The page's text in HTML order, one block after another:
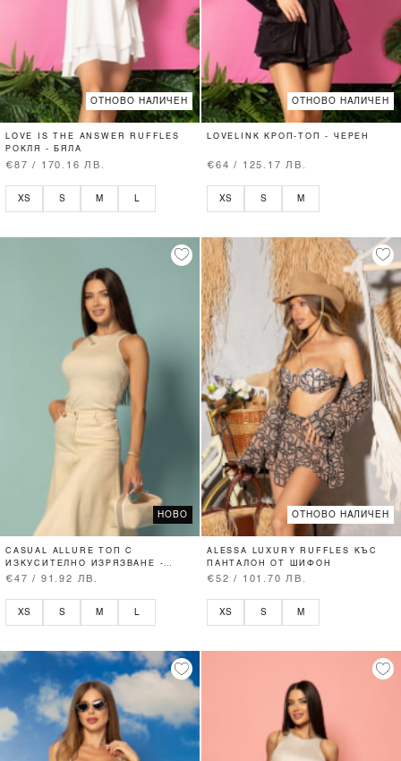
ОТНОВО НАЛИЧЕН
LOVE IS THE ANSWER RUFFLES
РОКЛЯ - БЯЛА
€87 / 170.16 ЛВ.
XS S M
ОТНОВО НАЛИЧЕН
LOVELINK КРОП-ТОП - ЧЕРЕН
€64 / 125.17 ЛВ.
XS S M
НОВО
CASUAL ALLURE ТОП С
ИЗКУСИТЕЛНО ИЗРЯЗВАНЕ -
SOFT BEIGE
€47 / 91.92 ЛВ.
XS S M L
ОТНОВО НАЛИЧЕН
ALESSA LUXURY RUFFLES КЪС
ПАНТАЛОН ОТ ШИФОН
€52 / 101.70 ЛВ.
XS S M